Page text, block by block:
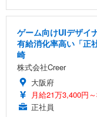
ゲーム向けUIデザイ
有給消化率高い「正
崎
株式会社Creer
大阪府
月給21万3,400円
正社員